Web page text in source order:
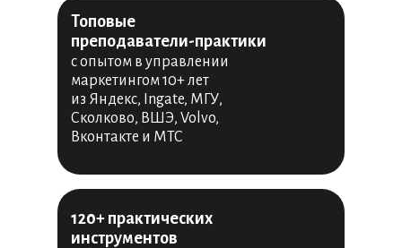
120+ практических
инструментов
Топовые
преподаватели-практики
с опытом в управлении
маркетингом 10+ лет
из Яндекс, Ingate, МГУ,
Сколково, ВШЭ, Volvo,
Вконтакте и МТС